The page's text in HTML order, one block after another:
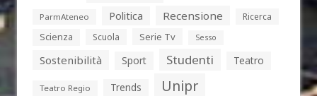
ParmAteneo Politica Recensione
Ricerca
Scienza
Scuola Serie Tv Sesso
Sostenibilità Sport Studenti Teatro
Teatro Regio Trends Unipr